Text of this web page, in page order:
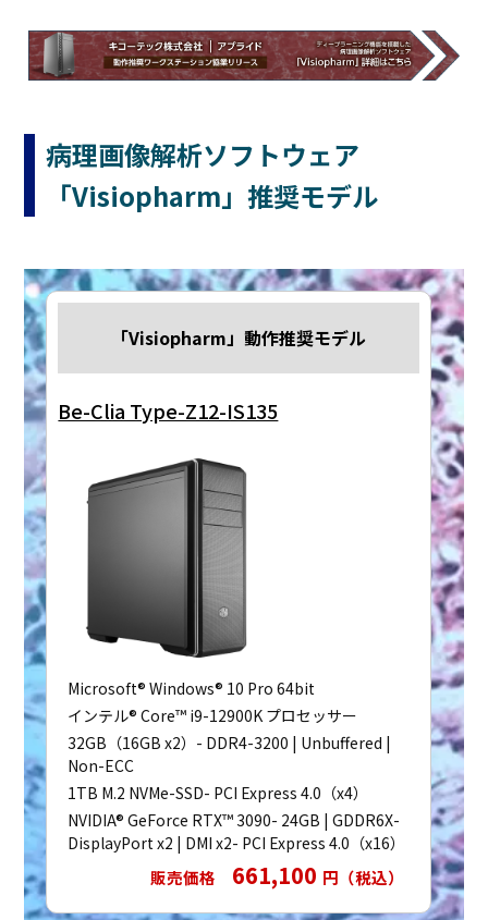
病理画像解析ソフトウェア
「Visiopharm」推奨モデル
「Visiopharm」動作推奨モデル
Be-Clia Type-Z12-IS135
Microsoft® Windows® 10 Pro 64bit
インテル® Core™ i9-12900K プロセッサー
32GB（16GB x2）- DDR4-3200 | Unbuffered |
Non-ECC
1TB M.2 NVMe-SSD- PCI Express 4.0（x4）
NVIDIA® GeForce RTX™ 3090- 24GB | GDDR6X-
DisplayPort x2 | DMI x2- PCI Express 4.0（x16）
販売価格 661,100 円（税込）